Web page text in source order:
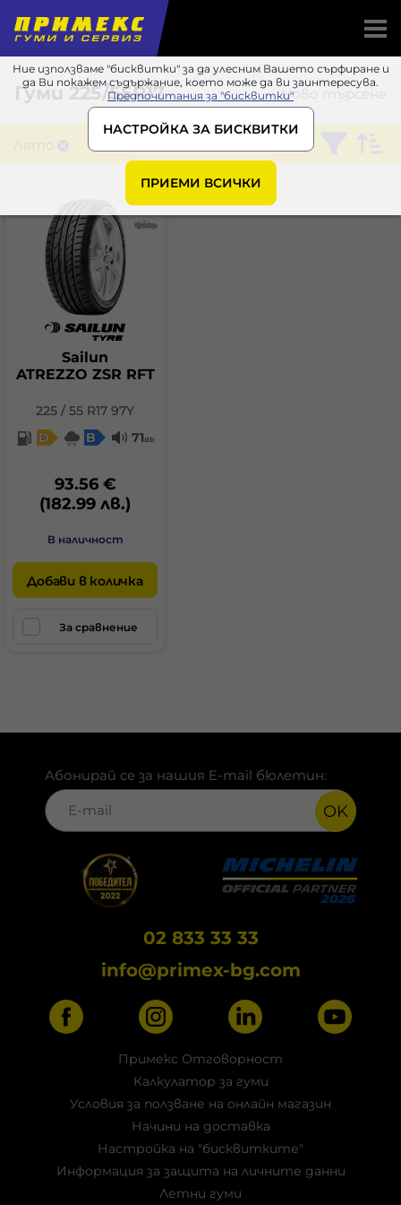
Ние използваме "бисквитки" за да улесним Вашето сърфиране и
да Ви покажем съдържание, което може да ви заинтересува.
Предпочитания за "бисквитки"
НАСТРОЙКА ЗА БИСКВИТКИ
ПРИЕМИ ВСИЧКИ
Ново търсене
Гуми225/55R17
Лято Sailun
Sailun
ATREZZO ZSR RFT
225 / 55 R17 97Y
D
B 71db
93.56 €
(182.99 лв.)
В наличност
Добави в количка
За сравнение
Абонирай се за нашия E-mail бюлетин:
OK
02 833 33 33
info@primex-bg.com
Примекс Отговорност
Калкулатор за гуми
Условия за ползване на онлайн магазин
Начини на доставка
Настройка на "бисквитките"
Информация за защита на личните данни
Летни гуми